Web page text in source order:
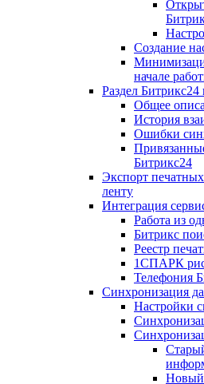
Создание
начале
Раздел
Общее
История
Ошибки
Битрикс24
Экспорт
ленту
Интеграция
Работа из
Битрикс
Реестр
1СПАРК
Телефония
Синхронизация
Настройки
Новый